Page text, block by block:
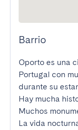
Barrio
Oporto es una
Portugal con
durante su
Hay mucha
Muchos
La vida